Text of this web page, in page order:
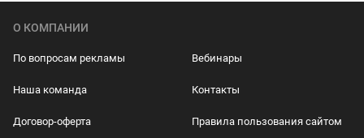
О КОМПАНИИ
По вопросам рекламы Вебинары
Наша команда Контакты
Договор-оферта Правила пользования сайтом